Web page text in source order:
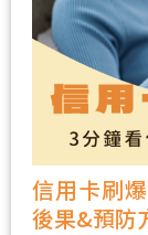
信用卡刷
後果&預防